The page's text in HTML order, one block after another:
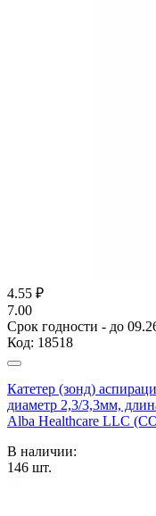
4.55 ₽
7.00
Срок годности - до
Код: 18518
Катетер (зонд)
диаметр 2,3/3,3мм,
Alba Healthcare
В наличии:
146 шт.